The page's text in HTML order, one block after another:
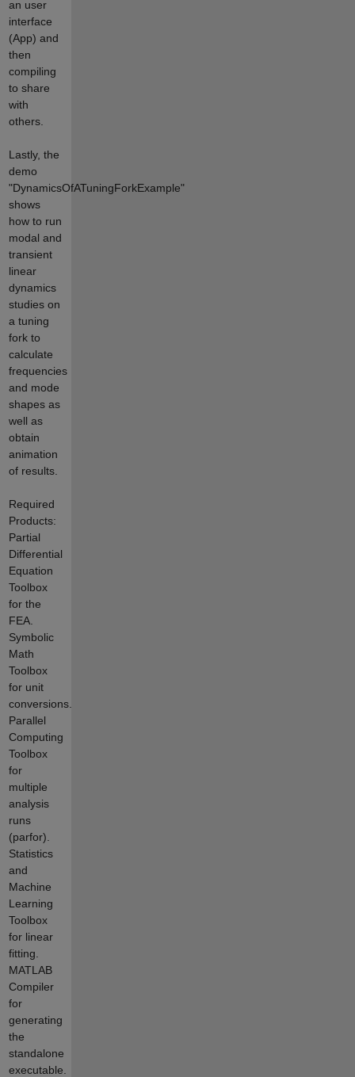
an user
interface
(App) and
then
compiling
to share
with
others.
Lastly, the
demo
"DynamicsOfATuningForkExample"
shows
how to run
modal and
transient
linear
dynamics
studies on
a tuning
fork to
calculate
frequencies
and mode
shapes as
well as
obtain
animation
of results.
Required
Products:
Partial
Differential
Equation
Toolbox
for the
FEA.
Symbolic
Math
Toolbox
for unit
conversions.
Parallel
Computing
Toolbox
for
multiple
analysis
runs
(parfor).
Statistics
and
Machine
Learning
Toolbox
for linear
fitting.
MATLAB
Compiler
for
generating
the
standalone
executable.